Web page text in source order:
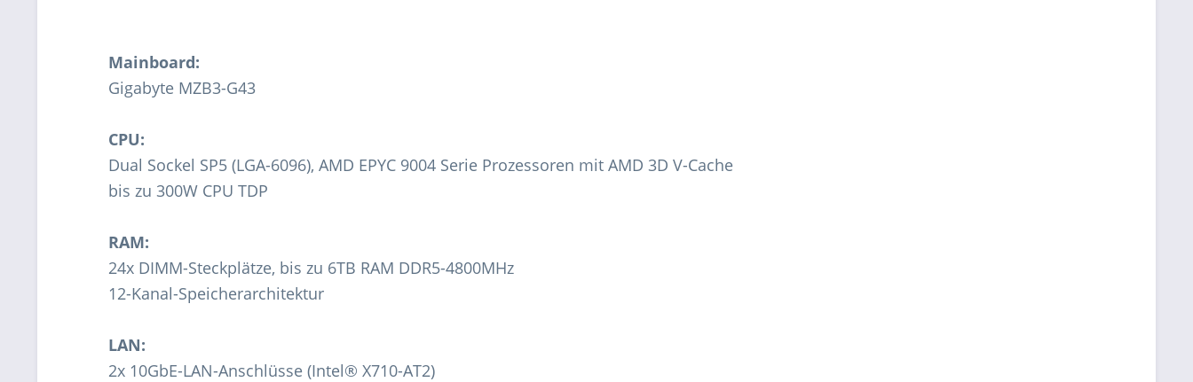
Mainboard:
Gigabyte MZB3-G43
CPU:
Dual Sockel SP5 (LGA-6096), AMD EPYC 9004 Serie Prozessoren mit AMD 3D V-Cache
bis zu 300W CPU TDP
RAM:
24x DIMM-Steckplätze, bis zu 6TB RAM DDR5-4800MHz
12-Kanal-Speicherarchitektur
LAN:
2x 10GbE-LAN-Anschlüsse (Intel® X710-AT2)